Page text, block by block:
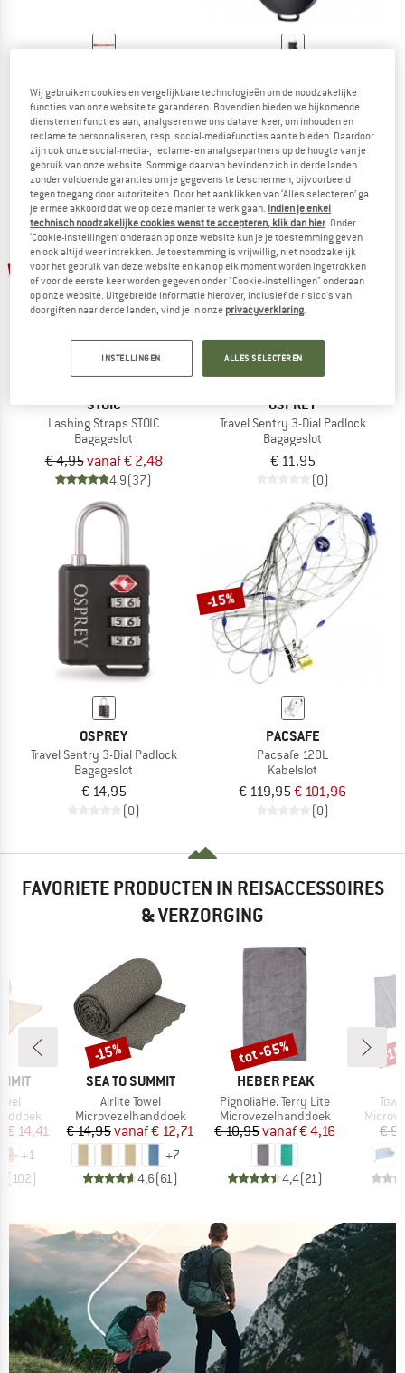
Lashing Strap Bergfreunde
Bagageslot
€ 6,00 vanaf € 3,60
5,0(4)
Zahlenschloss mit Drahtseil
€ 16,95€ 14,41
3,3(3)
-50%
STOIC
Lashing Straps STOIC
Bagageslot
€ 4,95vanaf € 2,48
4,9(37)
OSPREY
Travel Sentry 3-Dial Padlock
Bagageslot
€ 11,95
(0)
OSPREY
Travel Sentry 3-Dial Padlock
Bagageslot
€ 14,95
(0)
-15%
PACSAFE
Pacsafe 120L
Kabelslot
€ 119,95€ 101,96
(0)
FAVORIETE PRODUCTEN IN REISACCESSOIRES
& VERZORGING
prijs
€ 14,41
+1
(102)
MERK
SEA TO SUMMIT
Artikel
Airlite Towel
Productgroep
Microvezelhanddoek
Prijs
€ 14,95 Verlaagde prijs
vanaf€ 12,71
+7
4,6(61 )
Korting
-15%
MERK
HEBER PEAK
Artikel
PignoliaHe. Terry Lite
Productgroep
Microvezelhanddoek
Prijs
€ 10,95 Verlaagde prijs
vanaf€ 4,16
4,4(21 )
Korting
tot -65%
€
-
Wij gebruiken cookies en vergelijkbare technologieën om de noodzakelijke
functies van onze website te garanderen. Bovendien bieden we bijkomende
diensten en functies aan, analyseren we ons dataverkeer, om inhouden en
reclame te personaliseren, resp. social-mediafuncties aan te bieden. Daardoor
zijn ook onze social-media-, reclame- en analysepartners op de hoogte van je
gebruik van onze website. Sommige daarvan bevinden zich in derde landen
zonder voldoende garanties om je gegevens te beschermen, bijvoorbeeld
tegen toegang door autoriteiten. Door het aanklikken van ‘Alles selecteren’ ga
je ermee akkoord dat we op deze manier te werk gaan. Indien je enkel
technisch noodzakelijke cookies wenst te accepteren, klik dan hier . Onder
‘Cookie-instellingen’ onderaan op onze website kun je je toestemming geven
en ook altijd weer intrekken. Je toestemming is vrijwillig, niet noodzakelijk
voor het gebruik van deze website en kan op elk moment worden ingetrokken
of voor de eerste keer worden gegeven onder "Cookie-instellingen" onderaan
op onze website. Uitgebreide informatie hierover, inclusief de risico's van
doorgiften naar derde landen, vind je in onze privacyverklaring
INSTELLINGEN ALLES SELECTEREN